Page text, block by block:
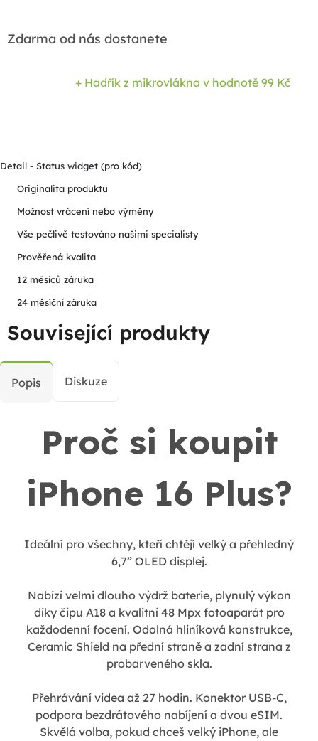
Zdarma od nás dostanete
+ Hadřík z mikrovlákna v hodnotě 99 Kč
Detail - Status widget (pro kód)
Originalita produktu
Možnost vrácení nebo výměny
Vše pečlivě testováno našimi specialisty
Prověřená kvalita
12 měsíců záruka
24 měsíční záruka
Související produkty
Popis Diskuze
Proč si koupit
iPhone 16 Plus?
Ideální pro všechny, kteří chtějí velký a přehledný
6,7” OLED displej.
Nabízí velmi dlouho výdrž baterie, plynulý výkon
díky čipu A18 a kvalitní 48 Mpx fotoaparát pro
každodenní focení. Odolná hliníková konstrukce,
Ceramic Shield na přední straně a zadní strana z
probarveného skla.
Přehrávání videa až 27 hodin. Konektor USB-C,
podpora bezdrátového nabíjení a dvou eSIM.
Skvělá volba, pokud chceš velký iPhone, ale